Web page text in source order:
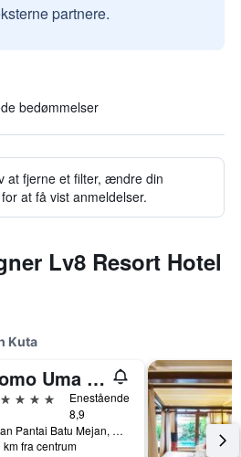
partnere.
bedømmelser
at fjerne et filter, ændre din
at få vist anmeldelser.
Lv8 Resort Hotel
Kuta
Como Uma Canggu
Enestående
8,9
Jalan Pantai Batu Mejan, North Kuta, Indonesien
km fra centrum